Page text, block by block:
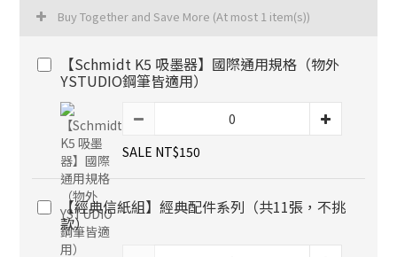
Buy Together and Save More (At most 1 item(s))
【Schmidt K5 吸墨器】國際通用規格（物外
YSTUDIO鋼筆皆適用）
SALE NT$150
【經典信紙組】經典配件系列（共11張，不挑
款）